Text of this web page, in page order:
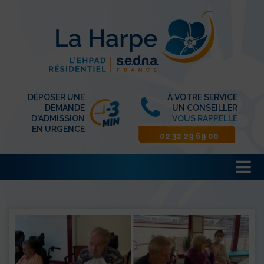
DÉPOSER UNE
DEMANDE
D'ADMISSION
EN URGENCE
À VOTRE SERVICE
UN CONSEILLER
VOUS RAPPELLE
02 32 29 69 00